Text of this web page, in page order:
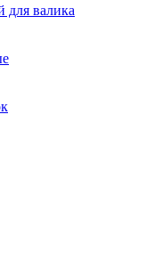
для валика